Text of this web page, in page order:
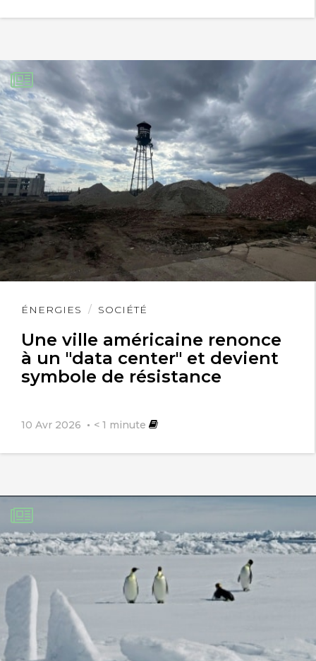
ÉNERGIES SOCIÉTÉ
Une ville américaine renonce
à un "data center" et devient
symbole de résistance
10 Avr 2026 < 1 minute
Lire